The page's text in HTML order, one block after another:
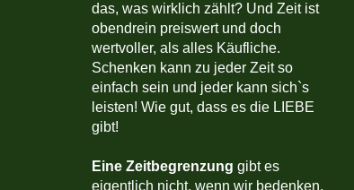
das, was wirklich zählt? Und Zeit ist
obendrein preiswert und doch
wertvoller, als alles Käufliche.
Schenken kann zu jeder Zeit so
einfach sein und jeder kann sich`s
leisten! Wie gut, dass es die LIEBE
gibt!
Eine Zeitbegrenzung gibt es
eigentlich nicht, wenn wir bedenken,